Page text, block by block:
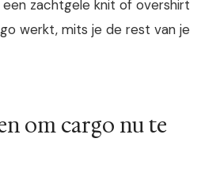
zachtgele knit of overshirt
werkt, mits je de rest van je
om cargo nu te